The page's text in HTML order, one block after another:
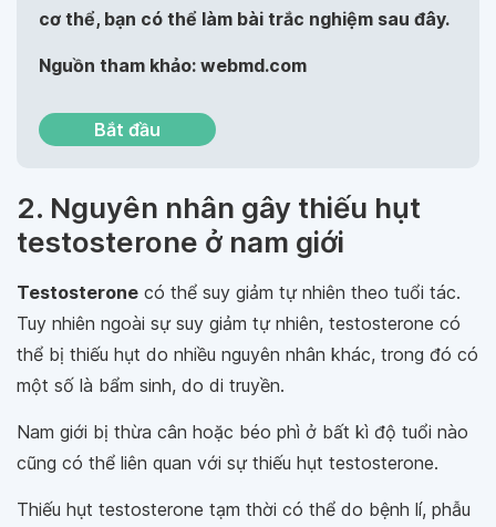
cơ thể, bạn có thể làm bài trắc nghiệm sau đây.
Nguồn tham khảo: webmd.com
Bắt đầu
2. Nguyên nhân gây thiếu hụt
testosterone ở nam giới
Testosterone có thể suy giảm tự nhiên theo tuổi tác.
Tuy nhiên ngoài sự suy giảm tự nhiên, testosterone có
thể bị thiếu hụt do nhiều nguyên nhân khác, trong đó có
một số là bẩm sinh, do di truyền.
Nam giới bị thừa cân hoặc béo phì ở bất kì độ tuổi nào
cũng có thể liên quan với sự thiếu hụt testosterone.
Thiếu hụt testosterone tạm thời có thể do bệnh lí, phẫu